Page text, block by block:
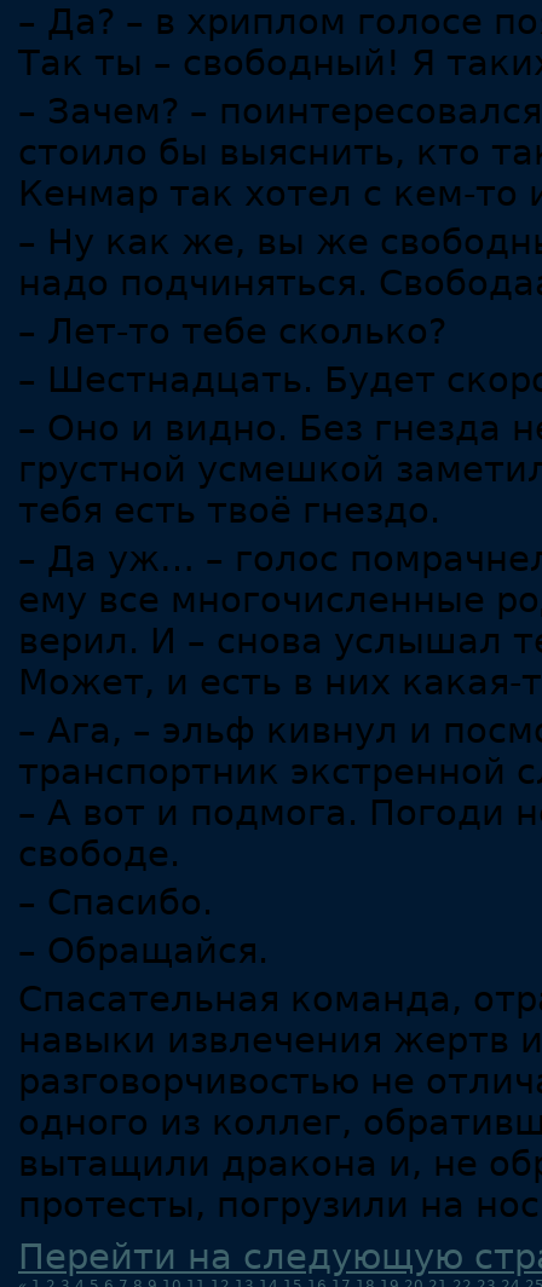
– Да? – в хриплом голосе
Так ты – свободный! Я
– Зачем? –
стоило бы выяснить, кто
Кенмар так хотел с кем-то
– Ну как же, вы же
надо подчиняться.
– Лет-то тебе сколько?
– Шестнадцать. Будет
– Оно и видно. Без гнезда
грустной усмешкой
тебя есть твоё гнездо.
– Да уж… – голос
ему все многочисленные
верил. И – снова услышал
Может, и есть в них какая-
– Ага, – эльф кивнул и
транспортник экстренной
– А вот и подмога. Погоди
свободе.
– Спасибо.
– Обращайся.
Спасательная команда,
навыки извлечения жертв
разговорчивостью не
одного из коллег,
вытащили дракона и, не
протесты, погрузили на
Перейти на следующую